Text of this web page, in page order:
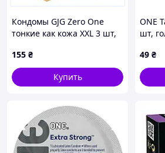
Кондомы GJG Zero One
тонкие как кожа XXL 3 шт,
155 ₴
Купить
ONE
шт,
49 ₴